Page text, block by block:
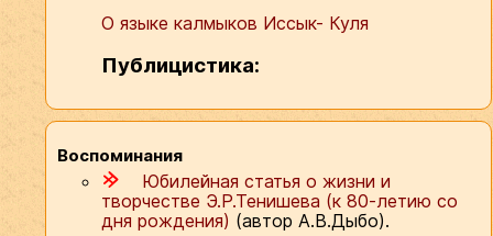
О языке калмыков Иссык- Куля
Публицистика:
Воспоминания
m
Юбилейная статья о жизни и
творчестве Э.Р.Тенишева (к 80-летию со
дня рождения) (автор А.В.Дыбо).